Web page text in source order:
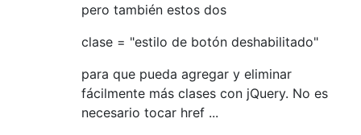
pero también estos dos
clase = "estilo de botón deshabilitado"
para que pueda agregar y eliminar
fácilmente más clases con jQuery. No es
necesario tocar href ...